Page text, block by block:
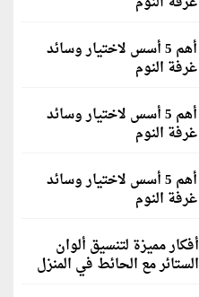
أهم 5 أسس لاختيار وسائد
غرفة النوم
أهم 5 أسس لاختيار وسائد
غرفة النوم
أهم 5 أسس لاختيار وسائد
غرفة النوم
أفكار مميزة لتنسيق ألوان
الستائر مع الحائط في المنزل